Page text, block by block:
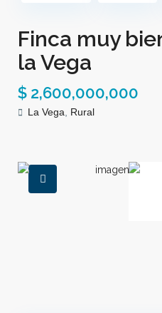
Finca muy
la Vega
$ 2,600,000,000
La Vega Rural